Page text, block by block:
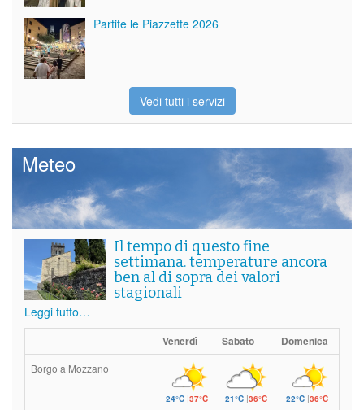
Partite le Piazzette 2026
Vedi tutti i servizi
Meteo
Il tempo di questo fine
settimana. temperature ancora
ben al di sopra dei valori
stagionali
Leggi tutto…
Venerdì Sabato Domenica
Borgo a Mozzano
24°C|37°C 21°C|36°C 22°C |36°C